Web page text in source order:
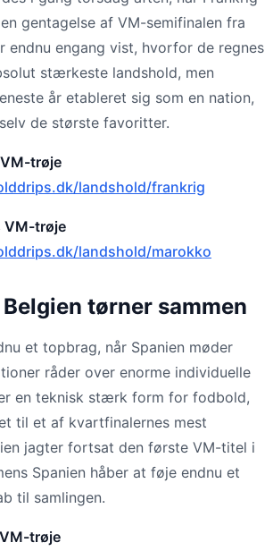
gentagelse af VM-semifinalen fra
endnu engang vist, hvorfor de regnes
stærkeste landshold, men
år etableret sig som en nation,
de største favoritter.
trøje
landshold/frankrig
VM-trøje
landshold/marokko
tørner sammen
et topbrag, når Spanien møder
råder over enorme individuelle
en teknisk stærk form for fodbold,
til et af kvartfinalernes mest
jagter fortsat den første VM-titel i
Spanien håber at føje endnu et
til samlingen.
trøje